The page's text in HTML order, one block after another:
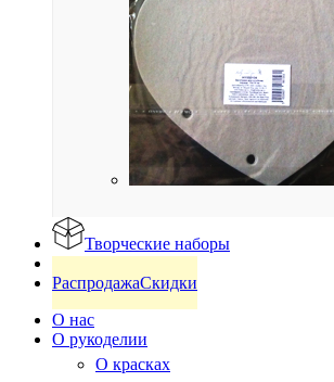
Творческие наборы
РаспродажаСкидки
О нас
О рукоделии
О красках